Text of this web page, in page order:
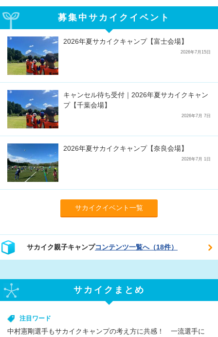
募集中サカイクイベント
2026年夏サカイクキャンプ【富士会場】
2026年7月15日
キャンセル待ち受付｜2026年夏サカイクキャン
プ【千葉会場】
2026年7月 7日
2026年夏サカイクキャンプ【奈良会場】
2026年7月 1日
サカイクイベント一覧
サカイク親子キャンプコンテンツ一覧へ（18件）
サカイクまとめ
注目ワード
中村憲剛選手もサカイクキャンプの考え方に共感！ 一流選手に